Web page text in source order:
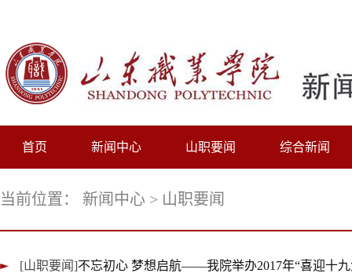
首页 新闻中心 山职要闻 综合新闻
当前位置： 新闻中心 > 山职要闻
[山职要闻]不忘初心 梦想启航——我院举办2017年“喜迎十